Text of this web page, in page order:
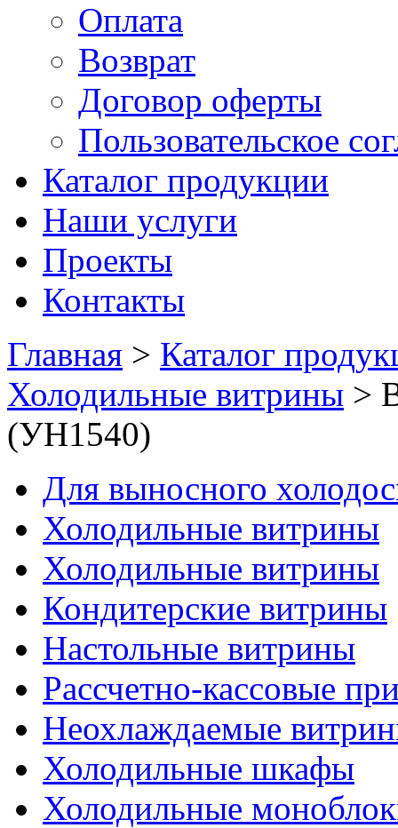
Оплата
Возврат
Договор оферты
Пользовательское
Каталог продукции
Наши услуги
Проекты
Контакты
Главная > Каталог
Холодильные витрины >
(УН1540)
Для выносного
Холодильные витрины
Холодильные витрины
Кондитерские витрины
Настольные витрины
Рассчетно-кассовые
Неохлаждаемые
Холодильные шкафы
Холодильные